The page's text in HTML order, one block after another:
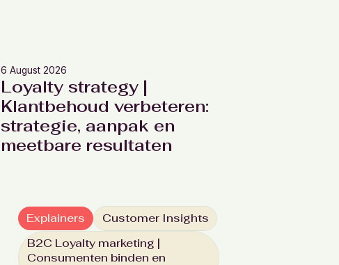
6 August 2026
Loyalty strategy |
Klantbehoud verbeteren:
strategie, aanpak en
meetbare resultaten
Explainers
Customer Insights
B2C Loyalty marketing |
Consumenten binden en